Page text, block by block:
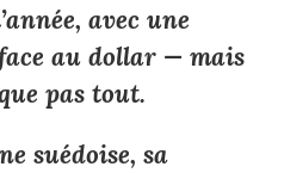
avec une
au dollar — mais
pas tout.
suédoise, sa